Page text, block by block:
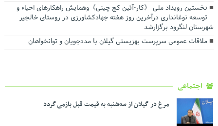
نخستین رویداد ملی 《کار-آئین کج چینی》وهمایش راهکارهای احیاء و
توسعه نوغانداری درآخرین روز هفته جهادکشاورزی در روستای خالجیر
شهرستان لنگرود برگزارشد
ملاقات عمومی سرپرست بهزیستی گیلان با مددجویان و توانخواهان
اجتماعی
مرغ در گیلان از سه‌شنبه به قیمت قبل بازمی گردد